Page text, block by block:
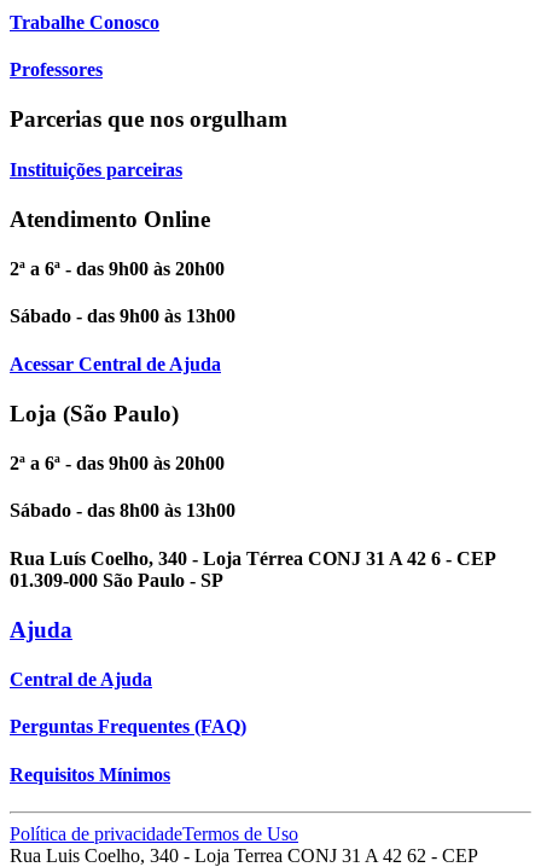
Trabalhe Conosco
Professores
Parcerias que nos orgulham
Instituições parceiras
Atendimento Online
2ª a 6ª - das 9h00 às 20h00
Sábado - das 9h00 às 13h00
Acessar Central de Ajuda
Loja (São Paulo)
2ª a 6ª - das 9h00 às 20h00
Sábado - das 8h00 às 13h00
Rua Luís Coelho, 340 - Loja Térrea CONJ 31 A 42 6 - CEP
01.309-000 São Paulo - SP
Ajuda
Central de Ajuda
Perguntas Frequentes (FAQ)
Requisitos Mínimos
Política de privacidadeTermos de Uso
Rua Luis Coelho, 340 - Loja Terrea CONJ 31 A 42 62 - CEP